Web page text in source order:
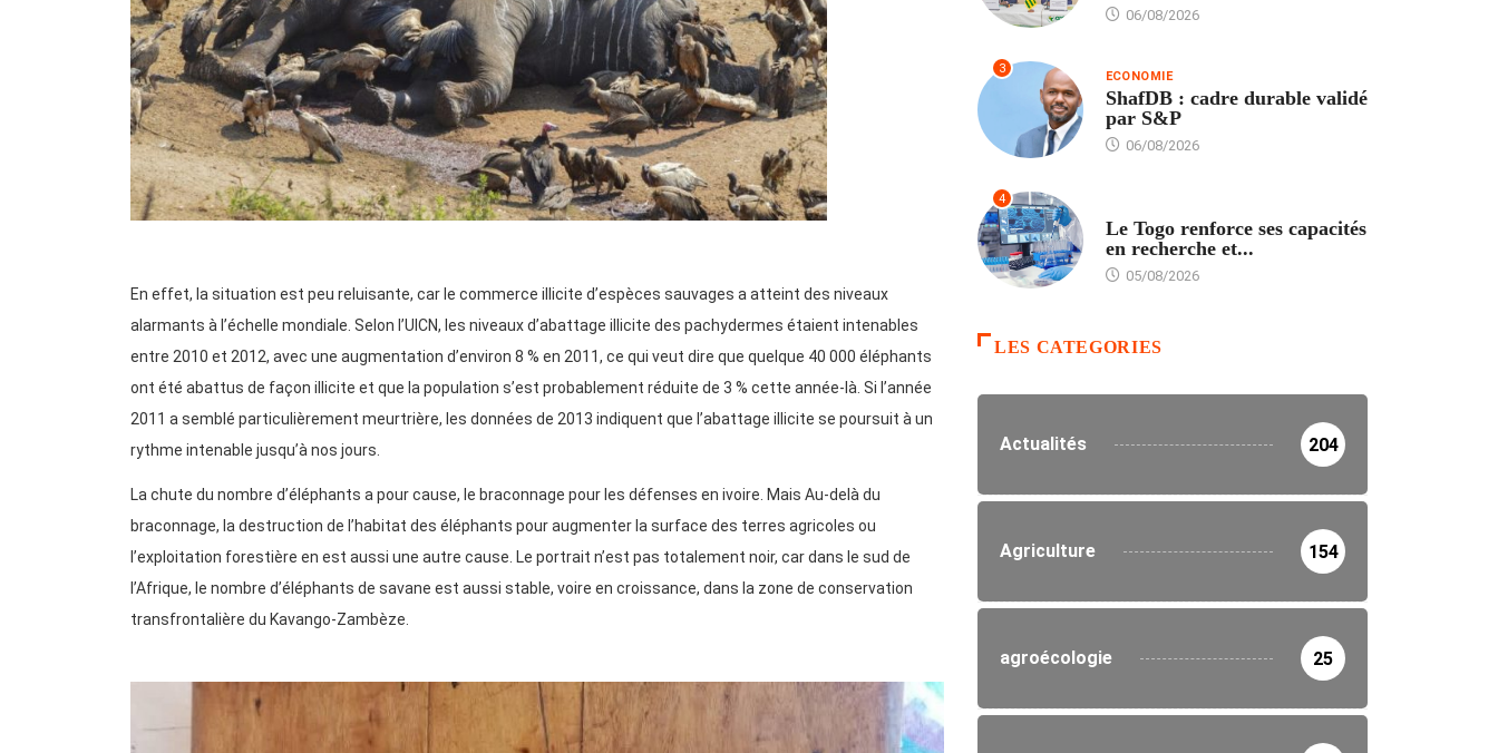
En effet, la situation est peu reluisante, car le commerce illicite d’espèces sauvages a atteint des niveaux
alarmants à l’échelle mondiale. Selon l’UICN, les niveaux d’abattage illicite des pachydermes étaient intenables
entre 2010 et 2012, avec une augmentation d’environ 8 % en 2011, ce qui veut dire que quelque 40 000 éléphants
ont été abattus de façon illicite et que la population s’est probablement réduite de 3 % cette année-là. Si l’année
2011 a semblé particulièrement meurtrière, les données de 2013 indiquent que l’abattage illicite se poursuit à un
rythme intenable jusqu’à nos jours.
La chute du nombre d’éléphants a pour cause, le braconnage pour les défenses en ivoire. Mais Au-delà du
braconnage, la destruction de l’habitat des éléphants pour augmenter la surface des terres agricoles ou
l’exploitation forestière en est aussi une autre cause. Le portrait n’est pas totalement noir, car dans le sud de
l’Afrique, le nombre d’éléphants de savane est aussi stable, voire en croissance, dans la zone de conservation
transfrontalière du Kavango-Zambèze.
06/08/2026
3 ECONOMIE
ShafDB : cadre durable validé
par S&P
06/08/2026
4
Le Togo renforce ses capacités
en recherche et...
05/08/2026
LES CATEGORIES
Actualités 204
Agriculture 154
agroécologie 25